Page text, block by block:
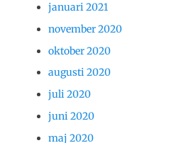
januari 2021
november 2020
oktober 2020
augusti 2020
juli 2020
juni 2020
maj 2020